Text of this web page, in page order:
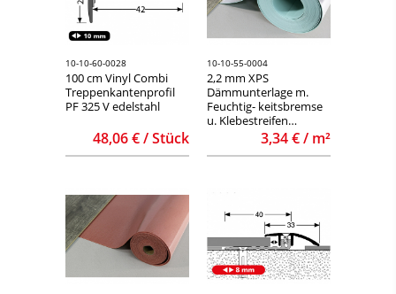
10-10-60-0028
100 cm Vinyl Combi
Treppenkantenprofil
PF 325 V edelstahl
48,06 € / Stück
10-10-55-0004
2,2 mm XPS
Dämmunterlage m.
Feuchtig- keitsbremse
u. Klebestreifen
R=0,06m2K/W Roll. a3,34 € / m²